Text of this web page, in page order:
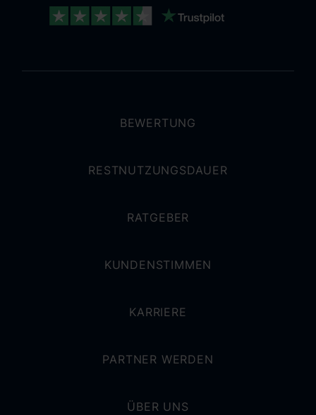
BEWERTUNG
RESTNUTZUNGSDAUER
RATGEBER
KUNDENSTIMMEN
KARRIERE
PARTNER WERDEN
ÜBER UNS